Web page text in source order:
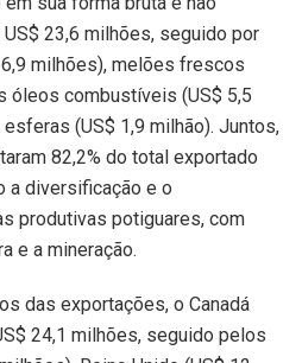
23,6 milhões, seguido por
milhões), melões frescos
óleos combustíveis (US$ 5,5
(US$ 1,9 milhão). Juntos,
82,2% do total exportado
a diversificação e o
produtivas potiguares, com
e a mineração.
das exportações, o Canadá
24,1 milhões, seguido pelos